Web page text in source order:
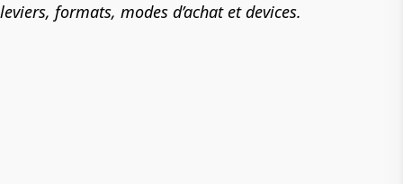
leviers, formats, modes d’achat et devices.